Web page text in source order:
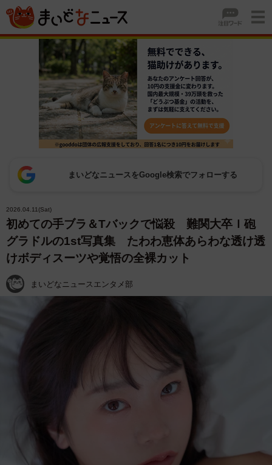
まいどなニュースをGoogle検索でフォローする
2026.04.11(Sat)
初めての手ブラ＆Tバックで悩殺 難関大卒Ｉ砲
グラドルの1st写真集 たわわ恵体あらわな透け透
けボディスーツや覚悟の全裸カット
まいどなニュースエンタメ部